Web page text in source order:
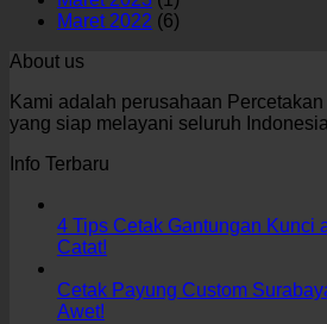
Maret 2022 (6)
About us
Kami adalah perusahaan
yang siap melayani seluruh Indonesia
Info Terbaru
4 Tips Cetak Gantungan Kunci
Catat!
Cetak Payung Custom
Awet!